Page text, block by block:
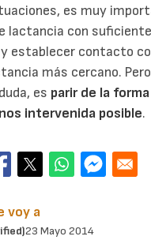
es muy
lactancia con
establecer contacto
más cercano.
es parir de la
intervenida posible.
voy a
23 Mayo 2014